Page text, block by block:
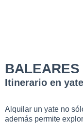
BALEARES
Itinerario en yate
Alquilar un yate no
además permite